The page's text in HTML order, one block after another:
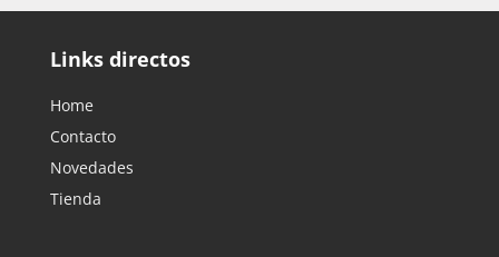
Links directos
Home
Contacto
Novedades
Tienda